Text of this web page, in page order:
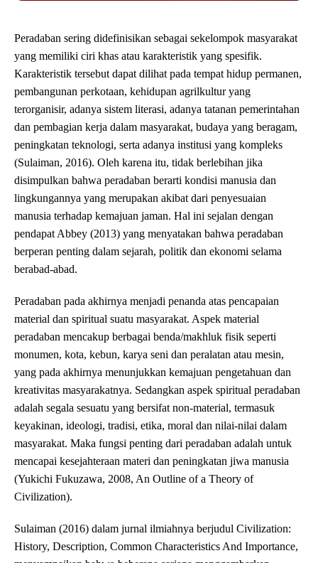
Peradaban sering didefinisikan sebagai sekelompok masyarakat
yang memiliki ciri khas atau karakteristik yang spesifik.
Karakteristik tersebut dapat dilihat pada tempat hidup permanen,
pembangunan perkotaan, kehidupan agrilkultur yang
terorganisir, adanya sistem literasi, adanya tatanan pemerintahan
dan pembagian kerja dalam masyarakat, budaya yang beragam,
peningkatan teknologi, serta adanya institusi yang kompleks
(Sulaiman, 2016). Oleh karena itu, tidak berlebihan jika
disimpulkan bahwa peradaban berarti kondisi manusia dan
lingkungannya yang merupakan akibat dari penyesuaian
manusia terhadap kemajuan jaman. Hal ini sejalan dengan
pendapat Abbey (2013) yang menyatakan bahwa peradaban
berperan penting dalam sejarah, politik dan ekonomi selama
berabad-abad.
Peradaban pada akhirnya menjadi penanda atas pencapaian
material dan spiritual suatu masyarakat. Aspek material
peradaban mencakup berbagai benda/makhluk fisik seperti
monumen, kota, kebun, karya seni dan peralatan atau mesin,
yang pada akhirnya menunjukkan kemajuan pengetahuan dan
kreativitas masyarakatnya. Sedangkan aspek spiritual peradaban
adalah segala sesuatu yang bersifat non-material, termasuk
keyakinan, ideologi, tradisi, etika, moral dan nilai-nilai dalam
masyarakat. Maka fungsi penting dari peradaban adalah untuk
mencapai kesejahteraan materi dan peningkatan jiwa manusia
(Yukichi Fukuzawa, 2008, An Outline of a Theory of
Civilization).
Sulaiman (2016) dalam jurnal ilmiahnya berjudul Civilization:
History, Description, Common Characteristics And Importance,